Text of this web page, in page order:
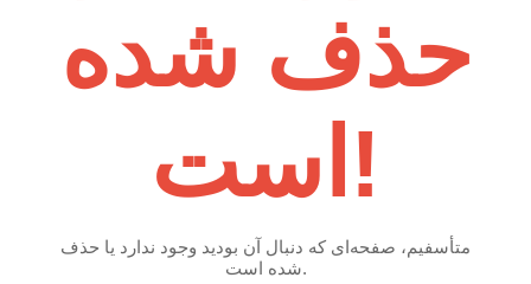
حذف شده
است!
متأسفیم، صفحه‌ای که دنبال آن بودید وجود ندارد یا حذف
شده است.